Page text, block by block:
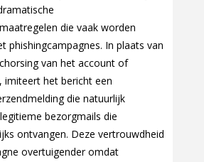
die vaak worden
phishingcampagnes. In plaats van
van het account of
imiteert het bericht een
die natuurlijk
bezorgmails die
ontvangen. Deze vertrouwdheid
overtuigender omdat